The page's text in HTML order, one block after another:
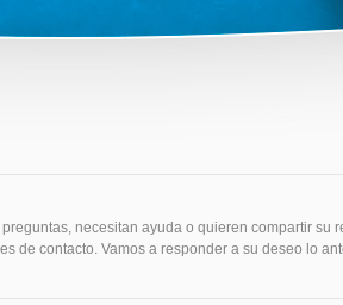
necesitan ayuda o quieren compartir su
de contacto. Vamos a responder a su deseo lo